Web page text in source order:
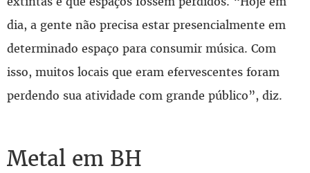
dia, a gente não precisa estar presencialmente em
determinado espaço para consumir música. Com
isso, muitos locais que eram efervescentes foram
perdendo sua atividade com grande público”, diz.
Metal em BH